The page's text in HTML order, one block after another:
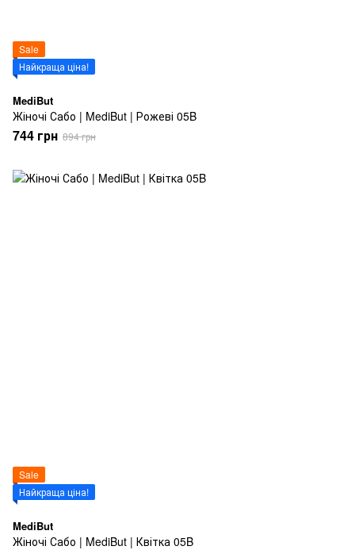
Sale
Найкраща ціна!
MediBut
Жіночі Сабо | MediBut | Рожеві 05B
744 грн 894 грн
Sale
Найкраща ціна!
MediBut
Жіночі Сабо | MediBut | Квітка 05B